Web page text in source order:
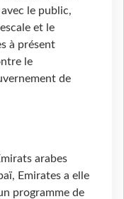
le public,
et le
à présent
le
de
arabes
Emirates a elle
programme de